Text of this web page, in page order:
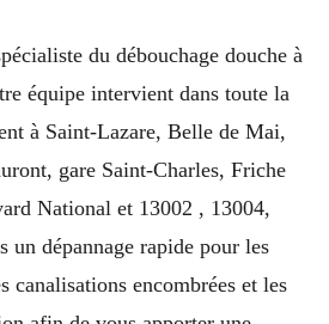
du débouchage douche à
équipe intervient dans toute la
à Saint-Lazare, Belle de Mai,
gare Saint-Charles, Friche
National et 13002 , 13004,
un dépannage rapide pour les
canalisations encombrées et les